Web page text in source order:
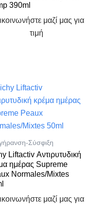
390ml
μαζί μας για
τιμή
Σύσφιξη
Liftactiv Αντιρυτυδική
ημέρας Supreme
Normales/Mixtes
μαζί μας για